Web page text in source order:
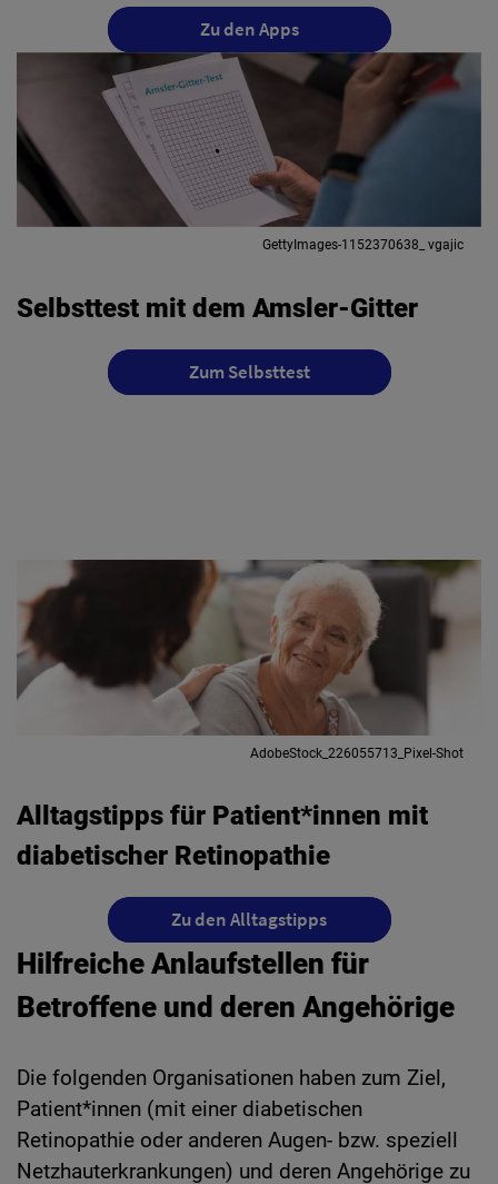
Zu den Apps
GettyImages-1152370638_ vgajic
Selbsttest mit dem Amsler-Gitter
Zum Selbsttest
AdobeStock_226055713_Pixel-Shot
Alltagstipps für Patient*innen mit
diabetischer Retinopathie
Zu den Alltagstipps
Hilfreiche Anlaufstellen für
Betroffene und deren Angehörige
Die folgenden Organisationen haben zum Ziel,
Patient*innen (mit einer diabetischen
Retinopathie oder anderen Augen- bzw. speziell
Netzhauterkrankungen) und deren Angehörige zu